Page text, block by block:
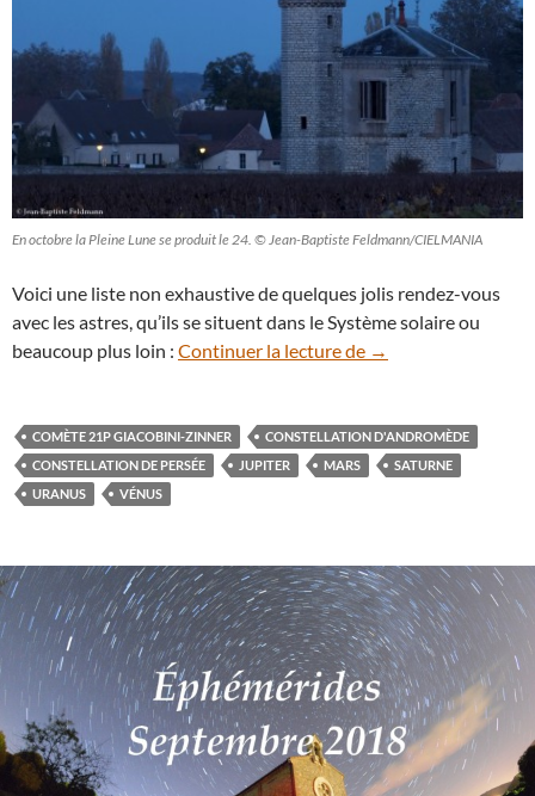
En octobre la Pleine Lune se produit le 24. © Jean-Baptiste Feldmann/CIELMANIA
Voici une liste non exhaustive de quelques jolis rendez-vous
avec les astres, qu’ils se situent dans le Système solaire ou
beaucoup plus loin : Continuer la lecture de Que voir dans le
→
COMÈTE 21P GIACOBINI-ZINNER
CONSTELLATION D'ANDROMÈDE
CONSTELLATION DE PERSÉE
JUPITER MARS
SATURNE
URANUS
VÉNUS